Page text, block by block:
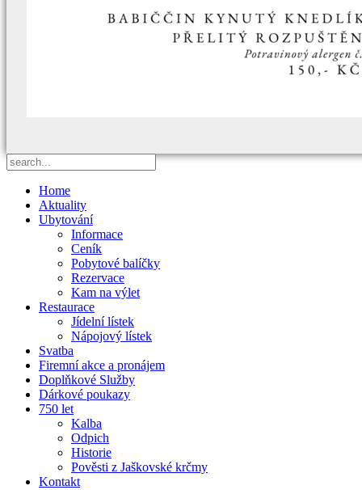
Home
Aktuality
Ubytování
Informace
Ceník
Pobytové balíčky
Rezervace
Kam na výlet
Restaurace
Jídelní lístek
Nápojový lístek
Svatba
Firemní akce a pronájem
Doplňkové Služby
Dárkové poukazy
750 let
Kalba
Odpich
Historie
Pověsti z Jaškovské krčmy
Kontakt